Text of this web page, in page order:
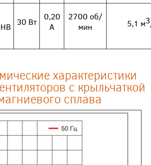
30 Вт
0,20
А
2700 об/
мин
5,1 м3
характеристики
с крыльчаткой
сплава